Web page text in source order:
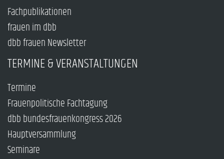
Fachpublikationen
frauen im dbb
dbb frauen Newsletter
TERMINE & VERANSTALTUNGEN
Termine
Frauenpolitische Fachtagung
dbb bundesfrauenkongress 2026
Hauptversammlung
Seminare